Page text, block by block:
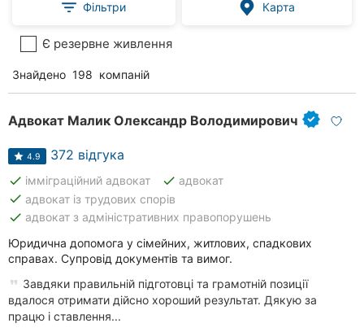
Стоматології
Ветеринарні
Приватні
Автошколи
Ресторани
Всі
Фільтри Карта
Є резервне живлення
Знайдено 198 компаній
Адвокат Малик Олександр Володимирович
4.9 372 відгука
done імміграційний адвокат done адвокат
done адвокат із трудових спорів
done адвокат з адміністративних правопорушень
Юридична допомога у сімейних, житлових, спадкових
справах. Супровід документів та вимог.
Завдяки правильній підготовці та грамотній позиції
вдалося отримати дійсно хороший результат. Дякую за
працю і ставлення...